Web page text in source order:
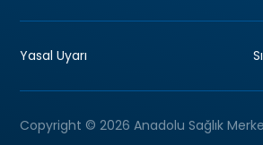
Yasal Uyarı
Copyright © 2026 Anadolu Sağlık